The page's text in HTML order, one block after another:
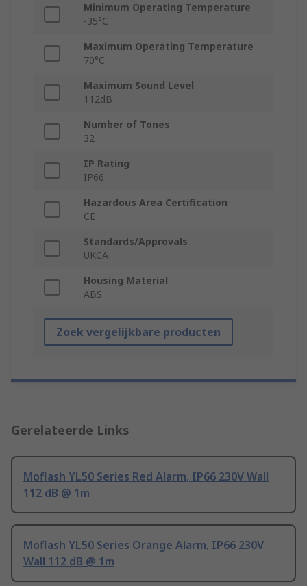
Minimum Operating Temperature
-35°C
Maximum Operating Temperature
70°C
Maximum Sound Level
112dB
Number of Tones
32
IP Rating
IP66
Hazardous Area Certification
CE
Standards/Approvals
UKCA
Housing Material
ABS
Zoek vergelijkbare producten
Gerelateerde Links
Moflash YL50 Series Red Alarm, IP66 230V Wall
112 dB @ 1m
Moflash YL50 Series Orange Alarm, IP66 230V
Wall 112 dB @ 1m